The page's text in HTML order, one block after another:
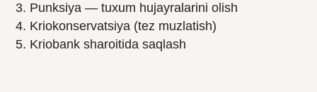
Punksiya — tuxum hujayralarini olish
Kriokonservatsiya (tez muzlatish)
Kriobank sharoitida saqlash